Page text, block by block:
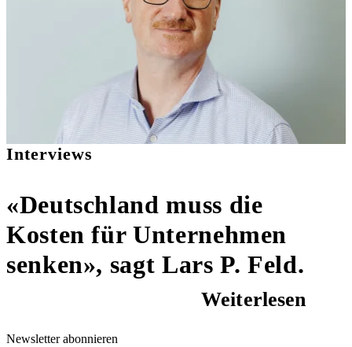
Interviews
«Deutschland muss die
Kosten für Unternehmen
senken», sagt Lars P. Feld.
Weiterlesen
Newsletter abonnieren